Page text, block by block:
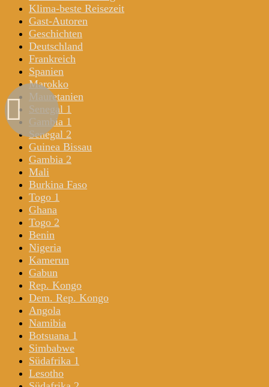
Klima-beste Reisezeit
Gast-Autoren
Geschichten
Deutschland
Frankreich
Spanien
Marokko
Mauretanien
Senegal 1
Gambia 1
Senegal 2
Guinea Bissau
Gambia 2
Mali
Burkina Faso
Togo 1
Ghana
Togo 2
Benin
Nigeria
Kamerun
Gabun
Rep. Kongo
Dem. Rep. Kongo
Angola
Namibia
Botsuana 1
Simbabwe
Südafrika 1
Lesotho